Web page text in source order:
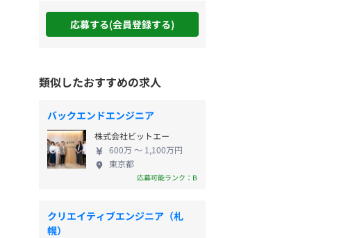
応募する(会員登録する)
類似したおすすめの求人
バックエンドエンジニア
株式会社ビットエー
600万 〜 1,100万円
東京都
応募可能ランク：B
クリエイティブエンジニア（札
幌）